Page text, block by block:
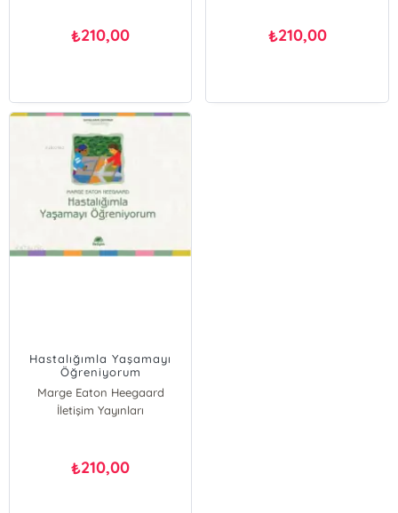
₺210,00 ₺210,00
Hastalığımla Yaşamayı
Öğreniyorum
Marge Eaton Heegaard
İletişim Yayınları
₺210,00